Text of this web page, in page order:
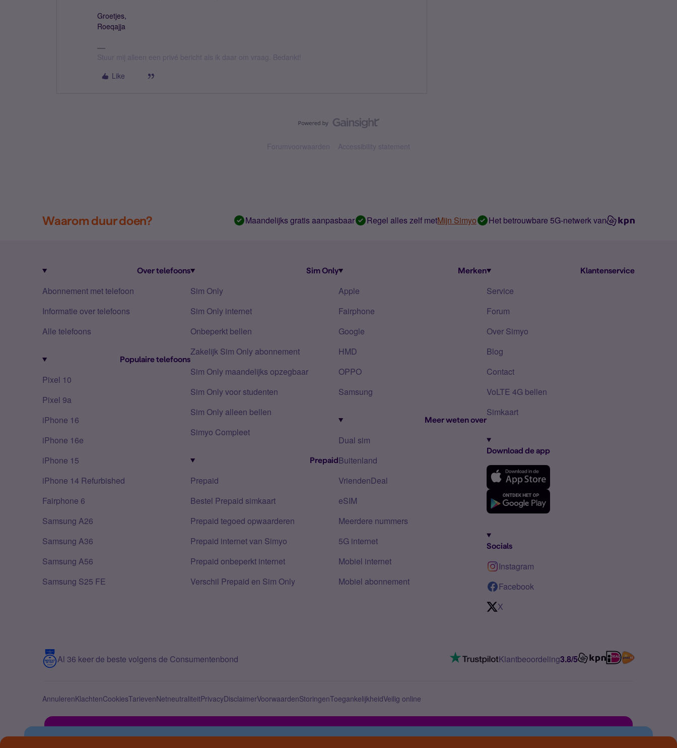
Groetjes,
Roeqajja
Stuur mij alleen een privé bericht als ik daar om vraag. Bedankt!
Like
Forumvoorwaarden Accessibility statement
Waarom duur doen? Maandelijks gratis aanpasbaar Regel alles zelf metMijn Simyo Het betrouwbare 5G-netwerk van
Over telefoons
Abonnement met telefoon
Informatie over telefoons
Alle telefoons
Populaire telefoons
Pixel 10
Pixel 9a
iPhone 16
iPhone 16e
iPhone 15
iPhone 14 Refurbished
Fairphone 6
Samsung A26
Samsung A36
Samsung A56
Samsung S25 FE
Sim Only
Sim Only
Sim Only internet
Onbeperkt bellen
Zakelijk Sim Only abonnement
Sim Only maandelijks opzegbaar
Sim Only voor studenten
Sim Only alleen bellen
Simyo Compleet
Prepaid
Prepaid
Bestel Prepaid simkaart
Prepaid tegoed opwaarderen
Prepaid internet van Simyo
Prepaid onbeperkt internet
Verschil Prepaid en Sim Only
Merken
Apple
Fairphone
Google
HMD
OPPO
Samsung
Meer weten over
Dual sim
Buitenland
VriendenDeal
eSIM
Meerdere nummers
5G internet
Mobiel internet
Mobiel abonnement
Klantenservice
Service
Forum
Over Simyo
Blog
Contact
VoLTE 4G bellen
Simkaart
Download de app
Socials
Instagram
Facebook
X
Al 36 keer de beste volgens de Consumentenbond Klantbeoordeling3.8/5
AnnulerenKlachtenCookiesTarievenNetneutraliteitPrivacyDisclaimerVoorwaardenStoringenToegankelijkheidVeilig online